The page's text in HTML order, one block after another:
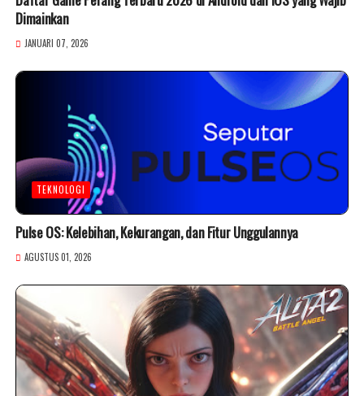
Dimainkan
JANUARI 07, 2026
TEKNOLOGI
Pulse OS: Kelebihan, Kekurangan, dan Fitur Unggulannya
AGUSTUS 01, 2026